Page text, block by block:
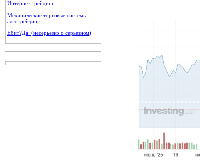
Интернет-трейдинг
Механические торговые системы,
алготрейдинг
Ебит?Да! (несерьезно о серьезном)